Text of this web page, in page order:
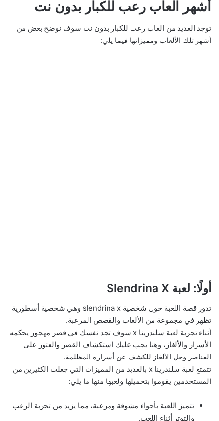
أشهر العاب رعب للكبار بدون نت
توجد العديد من العاب رعب للكبار بدون نت سوف نوضح بعض من
أشهر تلك الألعاب ومميزاتها فيما يلي:
أولًا: لعبة Slendrina X
تدور قصة اللعبة حول شخصية slendrina x وهي شخصية أسطورية
تظهر في مجموعة من الألعاب والقصص المرعبة.
أثناء تجربة لعبة سلندرينا x سوف تجد نفسك في قصر مهجور يحكمه
الأسرار والألغاز، وهنا يجب عليك استكشاف القصر والعثور على
العناصر وحل الألغاز للكشف عن أسراره المظلمة.
تتمتع لعبة سلندرينا x بالعديد من المميزات التي جعلت الكثيرين من
المستخدمين يقوموا بتحميلها ولعبها منها ما يلي:
تتميز اللعبة بأجواء مشوقة ومرعبة، مما يزيد من تجربة الرعب
والتوتر أثناء اللعب.